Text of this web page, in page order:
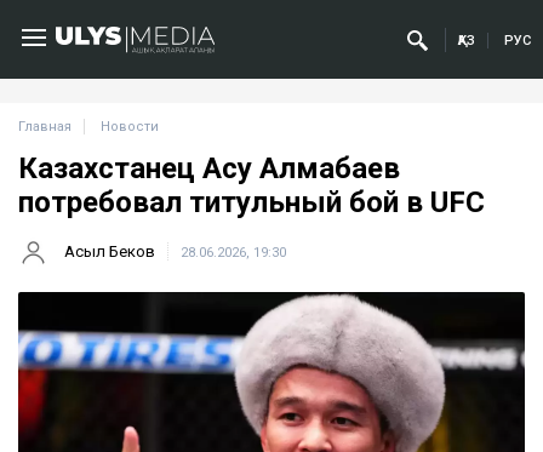
ҚАЗ РУС
Главная Новости
Казахстанец Асу Алмабаев
потребовал титульный бой в UFC
Асыл Беков 28.06.2026, 19:30